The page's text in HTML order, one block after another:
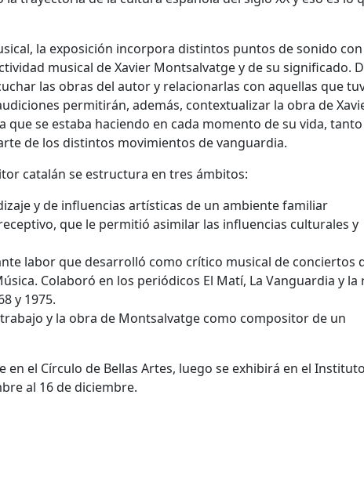
la exposición incorpora distintos puntos de sonido con
musical de Xavier Montsalvatge y de su significado.
las obras del autor y relacionarlas con aquellas que
permitirán, además, contextualizar la obra de
se estaba haciendo en cada momento de su vida,
de los distintos movimientos de vanguardia.
catalán se estructura en tres ámbitos:
y de influencias artísticas de un ambiente familiar
que le permitió asimilar las influencias culturales y
labor que desarrolló como crítico musical de conciertos
Colaboró en los periódicos El Matí, La Vanguardia y la
y 1975.
y la obra de Montsalvatge como compositor de un
en el Círculo de Bellas Artes, luego se exhibirá en el Instituto
al 16 de diciembre.